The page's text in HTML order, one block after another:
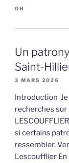
OH
Un
Saint-
3 MARS 2026
Introduction Je
recherches
si certains
ressembler.
Lescoufflier En